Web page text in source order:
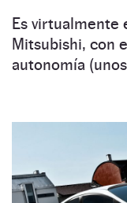
Es virtualmente
Mitsubishi, con
autonomía